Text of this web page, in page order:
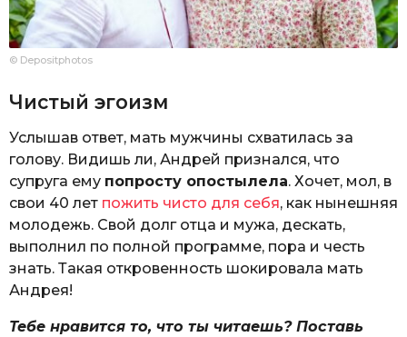
© Depositphotos
Чистый эгоизм
Услышав ответ, мать мужчины схватилась за
голову. Видишь ли, Андрей признался, что
супруга ему попросту опостылела. Хочет, мол, в
свои 40 лет пожить чисто для себя, как нынешняя
молодежь. Свой долг отца и мужа, дескать,
выполнил по полной программе, пора и честь
знать. Такая откровенность шокировала мать
Андрея!
Тебе нравится то, что ты читаешь? Поставь